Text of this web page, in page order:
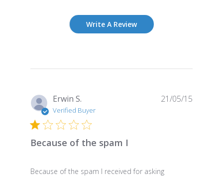
Write A Review
Erwin S.
Verified Buyer
Because of the spam I
Because of the spam I received for asking
21/05/15